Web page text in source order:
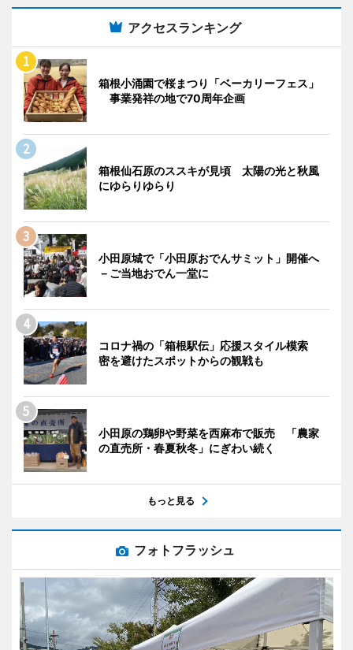
アクセスランキング
箱根小涌園で桜まつり「ベーカリーフェス」
事業発祥の地で70周年企画
箱根仙石原のススキが見頃 太陽の光と秋風
にゆらりゆらり
小田原城で「小田原おでんサミット」開催へ
－ご当地おでん一堂に
コロナ禍の「箱根駅伝」応援スタイル模索
密を避けたスポットからの観戦も
小田原の鶏卵や野菜を西麻布で販売 「農家
の直売所・春夏秋冬」にぎわい続く
もっと見る
フォトフラッシュ